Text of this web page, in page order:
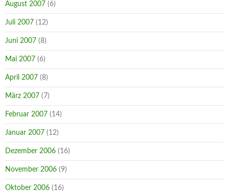
August 2007 (6)
Juli 2007 (12)
Juni 2007 (8)
Mai 2007 (6)
April 2007 (8)
März 2007 (7)
Februar 2007 (14)
Januar 2007 (12)
Dezember 2006 (16)
November 2006 (9)
Oktober 2006 (16)